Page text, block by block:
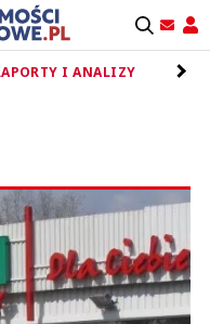
I ANALIZY